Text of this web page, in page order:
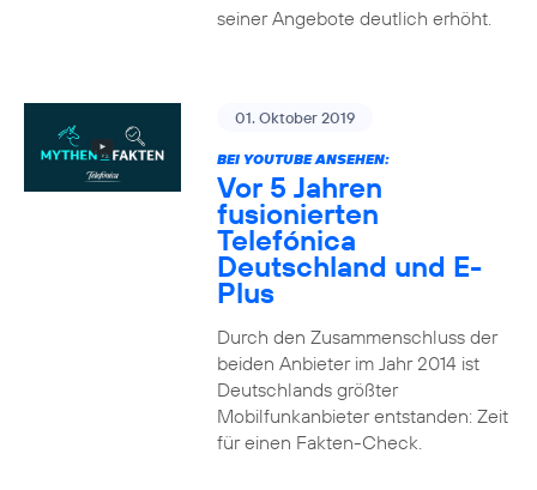
seiner Angebote deutlich erhöht.
01. Oktober 2019
BEI YOUTUBE ANSEHEN:
Vor 5 Jahren
fusionierten
Telefónica
Deutschland und E-
Plus
Durch den Zusammenschluss der
beiden Anbieter im Jahr 2014 ist
Deutschlands größter
Mobilfunkanbieter entstanden: Zeit
für einen Fakten-Check.